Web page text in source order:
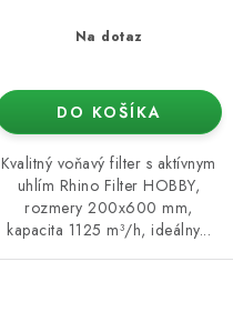
Na dotaz
DO KOŠÍKA
Kvalitný voňavý filter s aktívnym
uhlím Rhino Filter HOBBY,
rozmery 200x600 mm,
kapacita 1125 m³/h, ideálny...